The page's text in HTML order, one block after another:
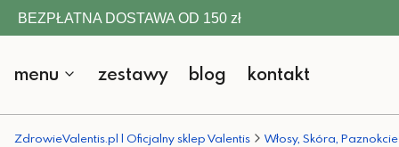
BEZPŁATNA DOSTAWA OD 150 zł
menu zestawy blog kontakt
ZdrowieValentis.pl | Oficjalny sklep Valentis Włosy, Skóra, Paznokcie